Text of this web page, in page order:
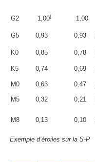
G2 1,00[ 1,00
G5 0,93 0,93
K0 0,85 0,78
K5 0,74 0,69
M0 0,63 0,47
M5 0,32 0,21
M8 0,13 0,10
Exemple d’étoiles sur la S-P